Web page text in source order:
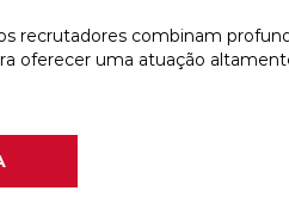
recrutadores combinam
oferecer uma atuação